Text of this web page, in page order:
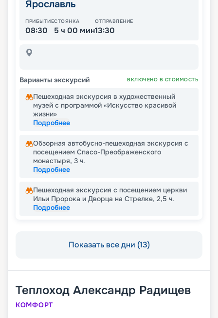
Ярославль
ПРИБЫТИЕ
08:30
СТОЯНКА
5 ч 00 мин
ОТПРАВЛЕНИЕ
13:30
Варианты экскурсий ВКЛЮЧЕНО В СТОИМОСТЬ
Пешеходная экскурсия в художественный
музей с программой «Искусство красивой
жизни»
Подробнее
Обзорная автобусно-пешеходная экскурсия с
посещением Спасо-Преображенского
монастыря, 3 ч.
Подробнее
Пешеходная экскурсия с посещением церкви
Ильи Пророка и Дворца на Стрелке, 2,5 ч.
Подробнее
Показать все дни (13)
Теплоход Александр Радищев
КОМФОРТ